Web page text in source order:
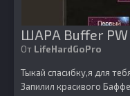
ШАРА Buffer PW
От LifeHardGoPro
Тыкай спасибку,я для
Запилил красивого